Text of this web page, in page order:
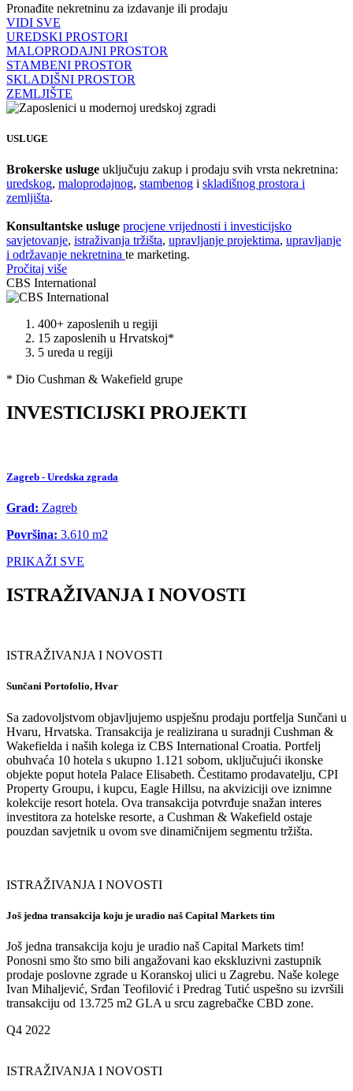
Pronađite nekretninu za izdavanje ili prodaju
VIDI SVE
UREDSKI PROSTORI
MALOPRODAJNI PROSTOR
STAMBENI PROSTOR
SKLADIŠNI PROSTOR
ZEMLJIŠTE
USLUGE
Brokerske usluge uključuju zakup i prodaju svih vrsta nekretnina:
uredskog, maloprodajnog, stambenog i skladišnog prostora i
zemljišta.
Konsultantske usluge procjene vrijednosti i investicijsko
savjetovanje, istraživanja tržišta, upravljanje projektima, upravljanje
i održavanje nekretnina te marketing.
Pročitaj više
CBS International
400+ zaposlenih u regiji
15 zaposlenih u Hrvatskoj*
5 ureda u regiji
* Dio Cushman & Wakefield grupe
INVESTICIJSKI PROJEKTI
Zagreb - Uredska zgrada
Grad: Zagreb
Površina: 3.610 m2
PRIKAŽI SVE
ISTRAŽIVANJA I NOVOSTI
ISTRAŽIVANJA I NOVOSTI
Sunčani Portofolio, Hvar
Sa zadovoljstvom objavljujemo uspješnu prodaju portfelja Sunčani u
Hvaru, Hrvatska. Transakcija je realizirana u suradnji Cushman &
Wakefielda i naših kolega iz CBS International Croatia. Portfelj
obuhvaća 10 hotela s ukupno 1.121 sobom, uključujući ikonske
objekte poput hotela Palace Elisabeth. Čestitamo prodavatelju, CPI
Property Groupu, i kupcu, Eagle Hillsu, na akviziciji ove iznimne
kolekcije resort hotela. Ova transakcija potvrđuje snažan interes
investitora za hotelske resorte, a Cushman & Wakefield ostaje
pouzdan savjetnik u ovom sve dinamičnijem segmentu tržišta.
ISTRAŽIVANJA I NOVOSTI
Još jedna transakcija koju je uradio naš Capital Markets tim
Još jedna transakcija koju je uradio naš Capital Markets tim!
Ponosni smo što smo bili angažovani kao ekskluzivni zastupnik
prodaje poslovne zgrade u Koranskoj ulici u Zagrebu. Naše kolege
Ivan Mihaljević, Srđan Teofilović i Predrag Tutić uspešno su izvršili
transakciju od 13.725 m2 GLA u srcu zagrebačke CBD zone.
Q4 2022
ISTRAŽIVANJA I NOVOSTI